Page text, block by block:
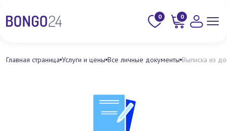
0 0
Главная страница Услуги и цены Все личные документы Выписка из